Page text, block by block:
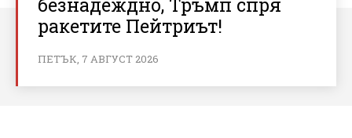
ракетите Пейтриът!
ПЕТЪК, 7 АВГУСТ 2026